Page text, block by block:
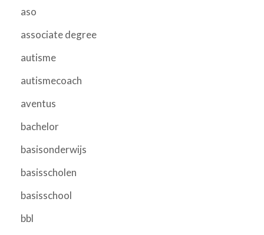
aso
associate degree
autisme
autismecoach
aventus
bachelor
basisonderwijs
basisscholen
basisschool
bbl